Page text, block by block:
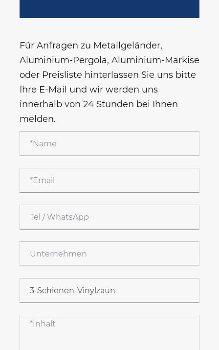
Für Anfragen zu Metallgeländer,
Aluminium-Pergola, Aluminium-Markise
oder Preisliste hinterlassen Sie uns bitte
Ihre E-Mail und wir werden uns
innerhalb von 24 Stunden bei Ihnen
melden.